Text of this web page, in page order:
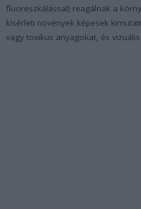
fluoreszkálással) reagálnak a
kísérleti növények képesek
vagy toxikus anyagokat, és